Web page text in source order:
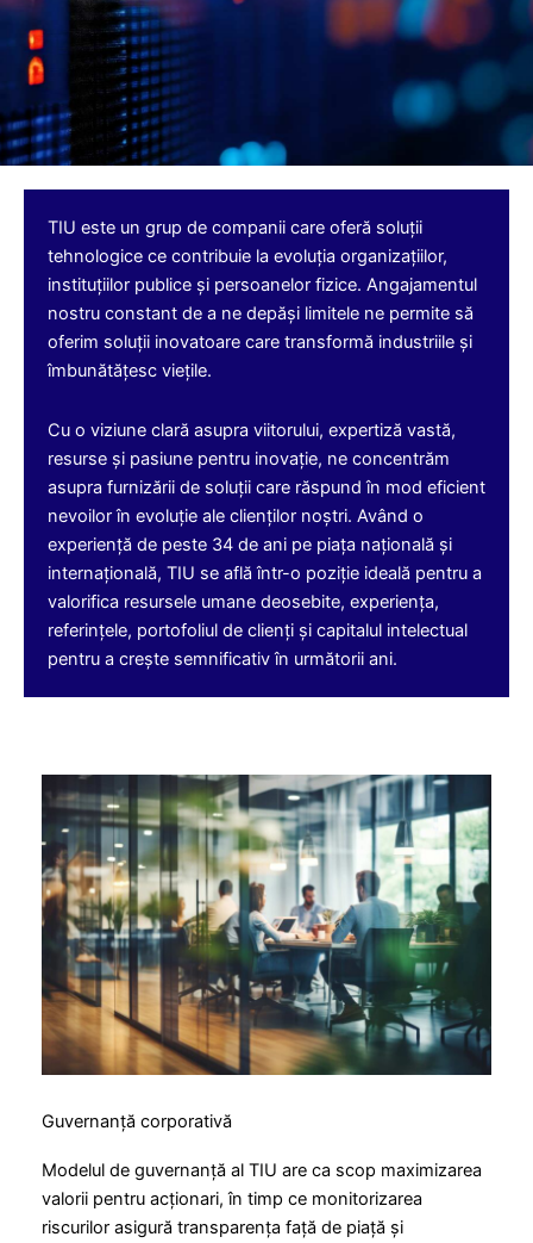
TIU este un grup de companii care oferă soluții
tehnologice ce contribuie la evoluția organizațiilor,
instituțiilor publice și persoanelor fizice. Angajamentul
nostru constant de a ne depăși limitele ne permite să
oferim soluții inovatoare care transformă industriile și
îmbunătățesc viețile.
Cu o viziune clară asupra viitorului, expertiză vastă,
resurse și pasiune pentru inovație, ne concentrăm
asupra furnizării de soluții care răspund în mod eficient
nevoilor în evoluție ale clienților noștri. Având o
experiență de peste 34 de ani pe piața națională și
internațională, TIU se află într-o poziție ideală pentru a
valorifica resursele umane deosebite, experiența,
referințele, portofoliul de clienți și capitalul intelectual
pentru a crește semnificativ în următorii ani.
Guvernanță corporativă
Modelul de guvernanță al TIU are ca scop maximizarea
valorii pentru acționari, în timp ce monitorizarea
riscurilor asigură transparența față de piață și